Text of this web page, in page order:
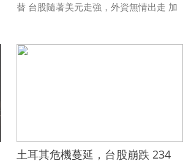
替 台股隨著美元走強，外資無情出走 加
土耳其危機蔓延，台股崩跌 234